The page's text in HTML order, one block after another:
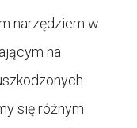
narzędziem w
na
się różnym